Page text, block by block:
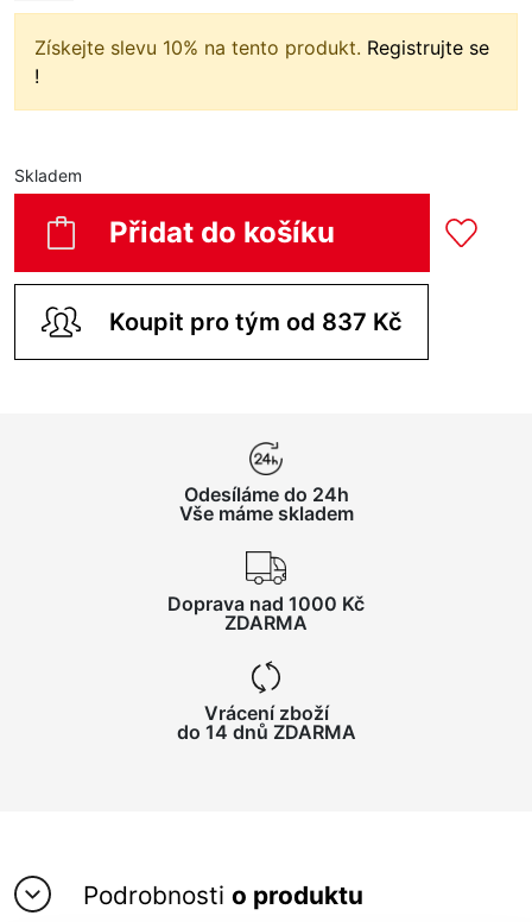
Získejte slevu 10% na tento produkt. Registrujte se
!
Skladem
Přidat do košíku
Koupit pro tým od 837 Kč
Odesíláme do 24h
Vše máme skladem
Doprava nad 1000 Kč
ZDARMA
Vrácení zboží
do 14 dnů ZDARMA
Podrobnosti o produktu